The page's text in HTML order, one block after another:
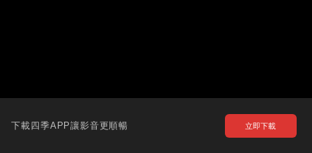
下載四季APP讓影音更順暢 立即下載